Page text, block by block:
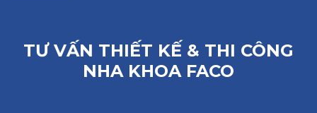
TƯ VẤN THIẾT KẾ & THI CÔNG
NHA KHOA FACO